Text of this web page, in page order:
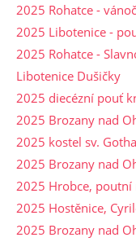
2025 Rohatce -
2025 Libotenice -
2025 Rohatce -
Libotenice Dušičky
2025 diecézní pouť
2025 Brozany nad
2025 kostel sv.
2025 Brozany nad
2025 Hrobce, poutní
2025 Hostěnice,
2025 Brozany nad